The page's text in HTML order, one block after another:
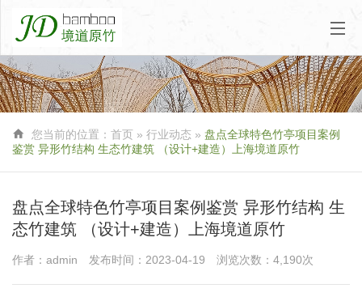
 您当前的位置： 首页 » 行业动态 » 盘点全球特色竹亭项目案例
鉴赏 异形竹结构 生态竹建筑 （设计+建造）上海境道原竹
盘点全球特色竹亭项目案例鉴赏 异形竹结构 生
态竹建筑 （设计+建造）上海境道原竹
作者：admin 发布时间：2023-04-19 浏览次数：4,190次